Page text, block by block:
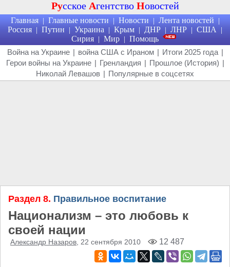
Русское Агентство Новостей
Главная | Главные новости | Новости | Лента новостей |
Россия | Путин | Украина | Крым | ДНР | ЛНР | США |
Сирия | Мир | Помощь
Война на Украине | война США с Ираном | Итоги 2025 года |
Герои войны на Украине | Гренландия | Прошлое (История) |
Николай Левашов | Популярные в соцсетях
Раздел 8. Правильное воспитание
Национализм – это любовь к
своей нации
Александр Назаров , 22 сентября 2010 12 487